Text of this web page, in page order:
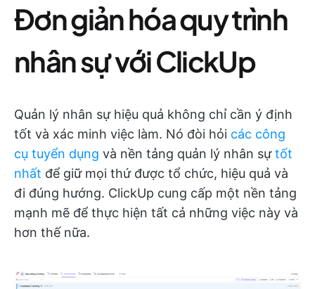
Đơn giản hóa quy trình
nhân sự với ClickUp
Quản lý nhân sự hiệu quả không chỉ cần ý định
tốt và xác minh việc làm. Nó đòi hỏi các công
cụ tuyển dụng và nền tảng quản lý nhân sựtốt
nhất để giữ mọi thứ được tổ chức, hiệu quả và
đi đúng hướng. ClickUp cung cấp một nền tảng
mạnh mẽ để thực hiện tất cả những việc này và
hơn thế nữa.